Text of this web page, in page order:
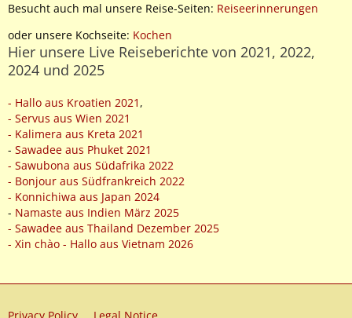
Besucht auch mal unsere Reise-Seiten: Reiseerinnerungen
oder unsere Kochseite: Kochen
Hier unsere Live Reiseberichte von 2021, 2022,
2024 und 2025
- Hallo aus Kroatien 2021 ,
- Servus aus Wien 2021
- Kalimera aus Kreta 2021
- Sawadee aus Phuket 2021
- Sawubona aus Südafrika 2022
- Bonjour aus Südfrankreich 2022
- Konnichiwa aus Japan 2024
- Namaste aus Indien März 2025
- Sawadee aus Thailand Dezember 2025
- Xin chào - Hallo aus Vietnam 2026